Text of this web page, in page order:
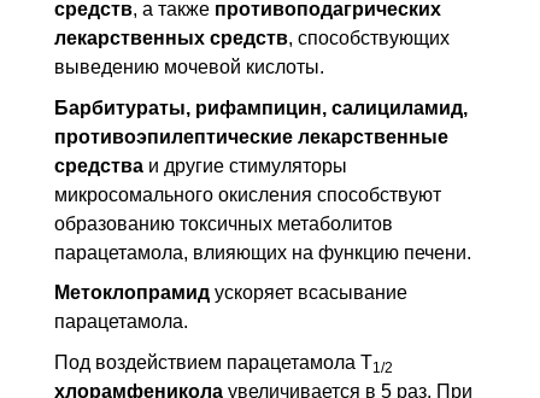
средств, а также противоподагрических
лекарственных средств, способствующих
выведению мочевой кислоты.
Барбитураты, рифампицин, салициламид,
противоэпилептические лекарственные
средства и другие стимуляторы
микросомального окисления способствуют
образованию токсичных метаболитов
парацетамола, влияющих на функцию печени.
Метоклопрамид ускоряет всасывание
парацетамола.
Под воздействием парацетамола T1/2
хлорамфеникола увеличивается в 5 раз. При